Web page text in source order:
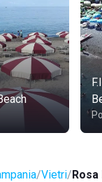
Vietri